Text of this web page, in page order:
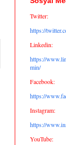
Twitter:
https://
Linkedin:
https://
min/
Facebook:
https://
Instagram:
https://
YouTube: